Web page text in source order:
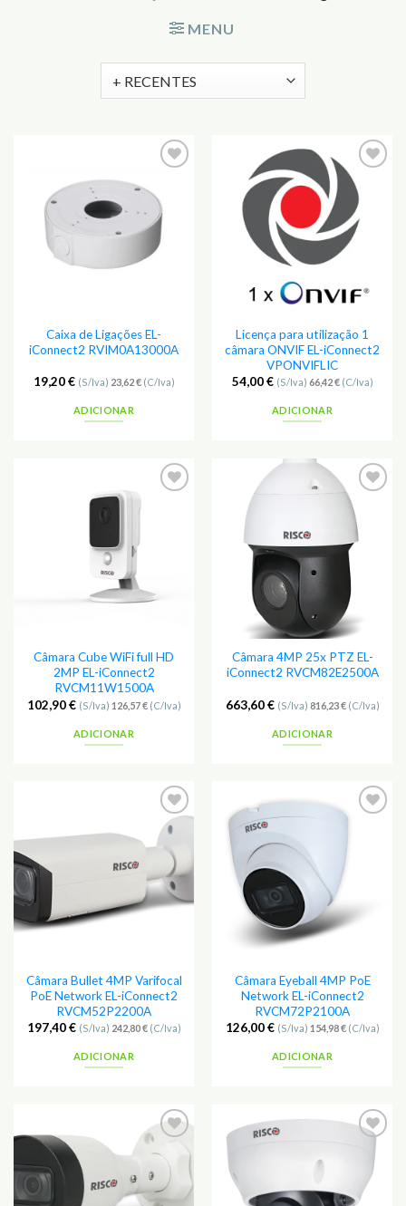
MENU
aos
Favoritos
Caixa de Ligações EL-
iConnect2 RVIM0A13000A
19,20€ (S/Iva) 23,62€(C/Iva)
ADICIONAR
Adicionar
aos
Favoritos
Licença para utilização 1
câmara ONVIF EL-iConnect2
VPONVIFLIC
54,00€ (S/Iva) 66,42€(C/Iva)
ADICIONAR
Câmara Cube WiFi full HD
2MP EL-iConnect2
RVCM11W1500A
102,90€ (S/Iva) 126,57€(C/Iva)
ADICIONAR
Adicionar
aos
Favoritos
Câmara 4MP 25x PTZ EL-
iConnect2 RVCM82E2500A
663,60€ (S/Iva) 816,23€(C/Iva)
ADICIONAR
Adicionar
aos
Favoritos
Câmara Bullet 4MP Varifocal
PoE Network EL-iConnect2
RVCM52P2200A
197,40€ (S/Iva) 242,80€(C/Iva)
ADICIONAR
Favoritos
Câmara Eyeball 4MP PoE
Network EL-iConnect2
RVCM72P2100A
126,00€ (S/Iva) 154,98€(C/Iva)
ADICIONAR
aos
Favoritos
Adicionar
Favoritos